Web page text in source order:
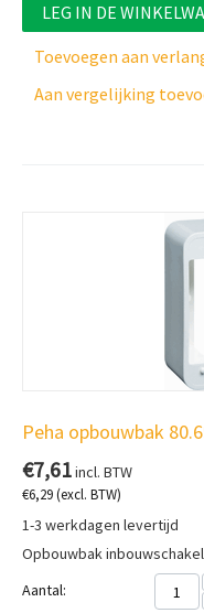
LEG IN DE
Toevoegen aan
Aan vergelijking
Peha opbouwbak
€7,61incl. BTW
€6,29(excl. BTW)
1-3 werkdagen levertijd
Opbouwbak
Aantal: